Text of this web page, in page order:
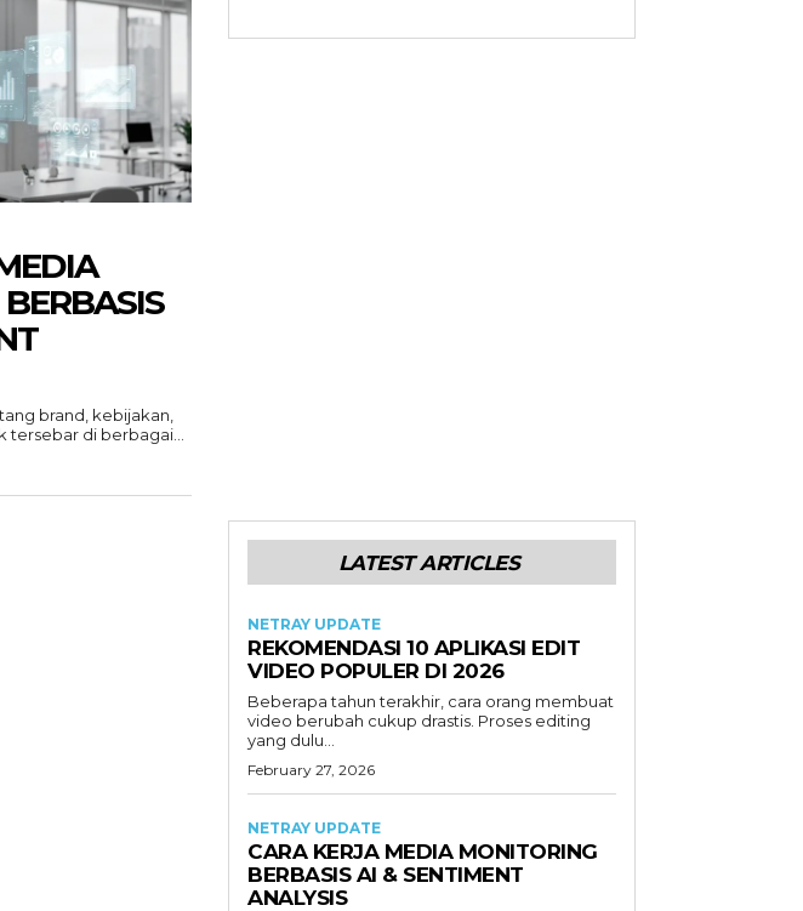
brand, kebijakan,
di berbagai...
LATEST ARTICLES
NETRAY UPDATE
REKOMENDASI 10 APLIKASI EDIT
VIDEO POPULER DI 2026
Beberapa tahun terakhir, cara orang membuat
video berubah cukup drastis. Proses editing
yang dulu...
February 27, 2026
NETRAY UPDATE
CARA KERJA MEDIA MONITORING
BERBASIS AI & SENTIMENT
ANALYSIS